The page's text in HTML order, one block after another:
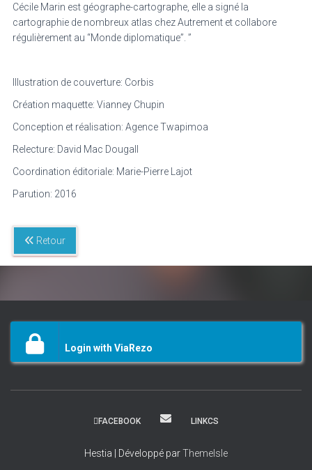
Cécile Marin est géographe-cartographe, elle a signé la
cartographie de nombreux atlas chez Autrement et collabore
régulièrement au “Monde diplomatique”. ”
Illustration de couverture: Corbis
Création maquette: Vianney Chupin
Conception et réalisation: Agence Twapimoa
Relecture: David Mac Dougall
Coordination éditoriale: Marie-Pierre Lajot
Parution: 2016
Retour
Login with ViaRezo
FACEBOOK LINKCS
Hestia | Développé parThemeIsle